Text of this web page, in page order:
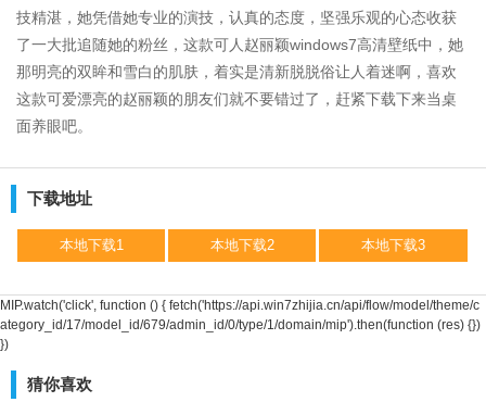
技精湛，她凭借她专业的演技，认真的态度，坚强乐观的心态收获
了一大批追随她的粉丝，这款可人赵丽颖windows7高清壁纸中，她
那明亮的双眸和雪白的肌肤，着实是清新脱脱俗让人着迷啊，喜欢
这款可爱漂亮的赵丽颖的朋友们就不要错过了，赶紧下载下来当桌
面养眼吧。
下载地址
本地下载1 本地下载2 本地下载3
MIP.watch('click', function () { fetch('https://api.win7zhijia.cn/api/flow/model/theme/c
ategory_id/17/model_id/679/admin_id/0/type/1/domain/mip').then(function (res) {})
})
猜你喜欢